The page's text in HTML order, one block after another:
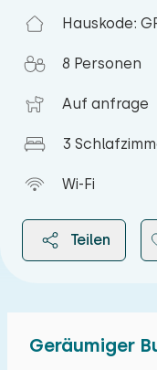
Hauskode:
8 Personen
Auf anfrage
3
Wi-Fi
Teilen
Geräumiger